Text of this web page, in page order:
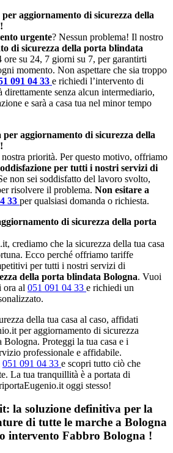
aggiornamento di sicurezza della
urgente? Nessun problema! Il nostro
di sicurezza della porta blindata
ore su 24, 7 giorni su 7, per garantirti
momento. Non aspettare che sia troppo
091 04 33 e richiedi l’intervento di
senza alcun intermediario,
e sarà a casa tua nel minor tempo
aggiornamento di sicurezza della
priorità. Per questo motivo, offriamo
per tutti i nostri servizi di
non sei soddisfatto del lavoro svolto,
risolvere il problema. Non esitare a
33 per qualsiasi domanda o richiesta.
di sicurezza della porta
crediamo che la sicurezza della tua casa
Ecco perché offriamo tariffe
per tutti i nostri servizi di
della porta blindata Bologna. Vuoi
ora al 051 091 04 33 e richiedi un
della tua casa al caso, affidati
per aggiornamento di sicurezza
Bologna. Proteggi la tua casa e i
professionale e affidabile.
051 091 04 33 e scopri tutto ciò che
La tua tranquillità è a portata di
oggi stesso!
la soluzione definitiva per la
di tutte le marche a Bologna
intervento Fabbro Bologna !